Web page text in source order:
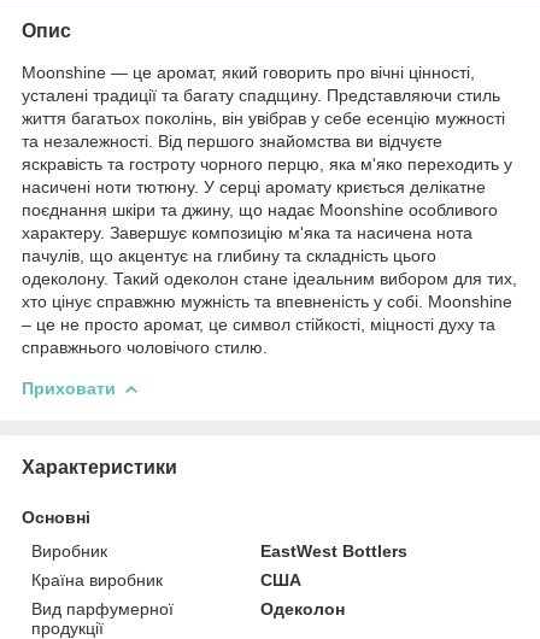
Опис
Moonshine — це аромат, який говорить про вічні цінності,
усталені традиції та багату спадщину. Представляючи стиль
життя багатьох поколінь, він увібрав у себе есенцію мужності
та незалежності. Від першого знайомства ви відчуєте
яскравість та гостроту чорного перцю, яка м'яко переходить у
насичені ноти тютюну. У серці аромату криється делікатне
поєднання шкіри та джину, що надає Moonshine особливого
характеру. Завершує композицію м'яка та насичена нота
пачулів, що акцентує на глибину та складність цього
одеколону. Такий одеколон стане ідеальним вибором для тих,
хто цінує справжню мужність та впевненість у собі. Moonshine
– це не просто аромат, це символ стійкості, міцності духу та
справжнього чоловічого стилю.
Приховати
Характеристики
Основні
Виробник
EastWest Bottlers
Країна виробник
США
Вид парфумерної
продукції
Одеколон